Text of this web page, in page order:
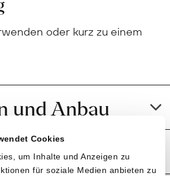
Cookies
um Inhalte und Anzeigen zu
für soziale Medien anbieten zu
oder kurz zu einem
und Anbau